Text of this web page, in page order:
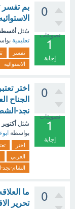
0
تصويتات
1
إجابة
بم تفسر
سُئل أغسطس 14،
تعليمية
تفسر
الاستوائيه
0
تصويتات
1
إجابة
اختر
الجناح
نجد-
سُئل أكتوبر 3، 2025
بواسطة
اختر
العربي
الشام-
0
ما
تحرير